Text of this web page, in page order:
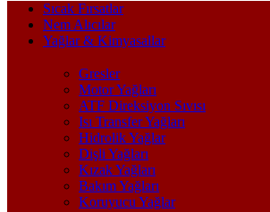
Sıcak Fırsatlar
Nem Alıcılar
Yağlar & Kimyasallar
Gresler
Motor Yağları
ATF Direksiyon Sıvısı
Isı Transfer Yağları
Hidrolik Yağlar
Dişli Yağları
Kızak Yağları
Bakım Yağları
Koruyucu Yağlar